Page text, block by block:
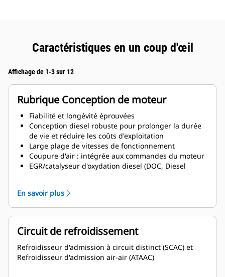
Caractéristiques en un coup d'œil
Affichage de 1-3 sur 12
Rubrique Conception de moteur
Fiabilité et longévité éprouvées
Conception diesel robuste pour prolonger la durée
de vie et réduire les coûts d'exploitation
Large plage de vitesses de fonctionnement
Coupure d'air : intégrée aux commandes du moteur
EGR/catalyseur d'oxydation diesel (DOC, Diesel
Tier 4 Final/Stage IV
Solution sans DEF – élimine les problèmes de
stockage, logistiques et les problèmes liés aux
moteurs de conception SCR/DEF
Système à injection de gaz basé sur un cylindre
individuel.
Commandes DGB montées sur le moteur.
En savoir plus
Circuit de refroidissement
Refroidisseur d'admission à circuit distinct (SCAC) et
Refroidisseur d'admission air-air (ATAAC)